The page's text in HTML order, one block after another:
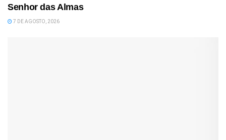
Senhor das Almas
7 DE AGOSTO, 2026